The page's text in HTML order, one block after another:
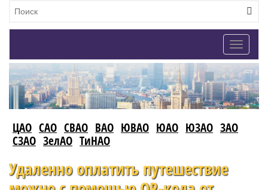
Toggle
ЦАО САО СВАО ВАО ЮВАО ЮАО ЮЗАО ЗАО
СЗАО ЗелАО ТиНАО
Удаленно оплатить путешествие